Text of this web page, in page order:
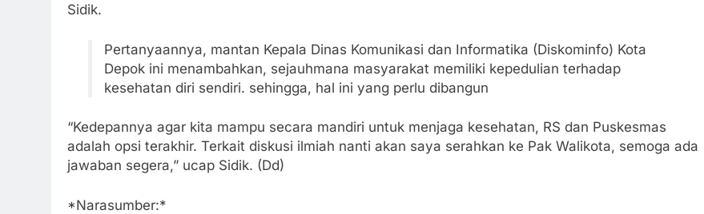
Sidik.
Pertanyaannya, mantan Kepala Dinas Komunikasi dan Informatika (Diskominfo) Kota
Depok ini menambahkan, sejauhmana masyarakat memiliki kepedulian terhadap
kesehatan diri sendiri. sehingga, hal ini yang perlu dibangun
“Kedepannya agar kita mampu secara mandiri untuk menjaga kesehatan, RS dan Puskesmas
adalah opsi terakhir. Terkait diskusi ilmiah nanti akan saya serahkan ke Pak Walikota, semoga ada
jawaban segera,” ucap Sidik. (Dd)
*Narasumber:*